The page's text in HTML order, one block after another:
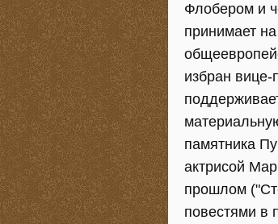
Флобером и
принимает
избран вице-
памятника
актрисой
прошлом
повестями в